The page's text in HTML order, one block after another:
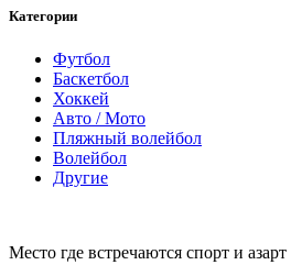
Категории
Футбол
Баскетбол
Хоккей
Авто / Мото
Пляжный волейбол
Волейбол
Другие
Место где встречаются спорт и азарт